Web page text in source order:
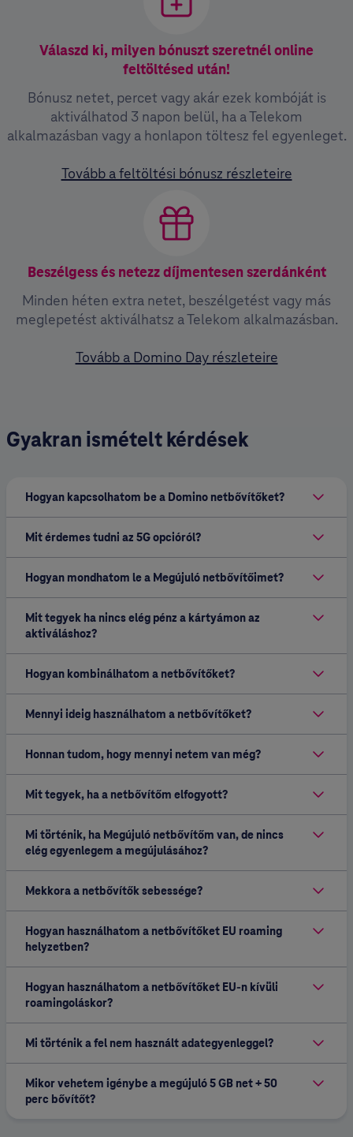
Válaszd ki, milyen bónuszt szeretnél online
feltöltésed után!
Bónusz netet, percet vagy akár ezek kombóját is
aktiválhatod 3 napon belül, ha a Telekom
alkalmazásban vagy a honlapon töltesz fel egyenleget.
Tovább a feltöltési bónusz részleteire
Beszélgess és netezz díjmentesen szerdánként
Minden héten extra netet, beszélgetést vagy más
meglepetést aktiválhatsz a Telekom alkalmazásban.
Tovább a Domino Day részleteire
Gyakran ismételt kérdések
Hogyan kapcsolhatom be a Domino netbővítőket?
Mit érdemes tudni az 5G opcióról?
Hogyan mondhatom le a Megújuló netbővítőimet?
Mit tegyek ha nincs elég pénz a kártyámon az
aktiváláshoz?
Hogyan kombinálhatom a netbővítőket?
Mennyi ideig használhatom a netbővítőket?
Honnan tudom, hogy mennyi netem van még?
Mit tegyek, ha a netbővítőm elfogyott?
Mi történik, ha Megújuló netbővítőm van, de nincs
elég egyenlegem a megújulásához?
Mekkora a netbővítők sebessége?
Hogyan használhatom a netbővítőket EU roaming
helyzetben?
Hogyan használhatom a netbővítőket EU-n kívüli
roamingoláskor?
Mi történik a fel nem használt adategyenleggel?
Mikor vehetem igénybe a megújuló 5 GB net + 50
perc bővítőt?